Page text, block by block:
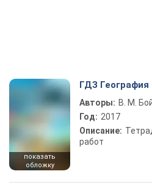
показать
обложку
ГДЗ География
Авторы: В. М.
Год: 2017
Описание:
работ